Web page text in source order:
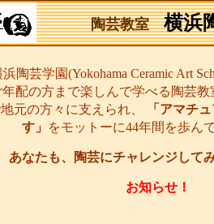
陶芸教室 横浜
陶芸学園(Yokohama Ceramic Art
年配の方まで楽しんで学べる陶芸
元の方々に支えられ、
「アマチ
す」
をモットーに44年間を歩ん
あなたも、陶芸にチャレンジして
お知らせ！